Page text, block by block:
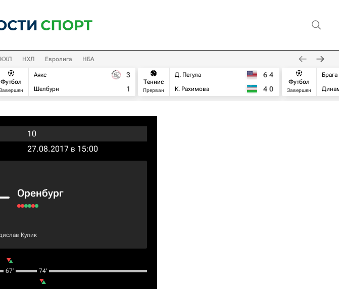
КХЛ НХЛ Евролига НБА
Футбол
Аякс
Шелбурн
3
1
Теннис
Прерван
Д. Пегула
К. Рахимова
6 4
4 0
Футбол
Завершен
Брага
10
27.08.2017 в 15:00
Оренбург
Кулик
67‎’‎ 74‎’‎